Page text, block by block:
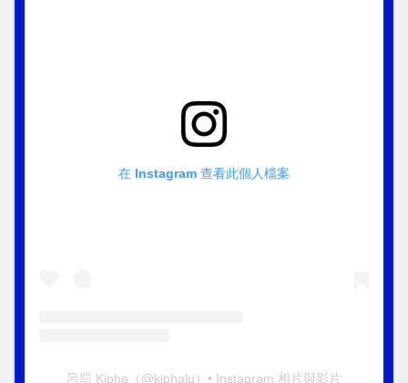
在 Instagram 查看此個人檔案
呂罰 Kipha （@kiphalu ）• Instagram 相片與影片